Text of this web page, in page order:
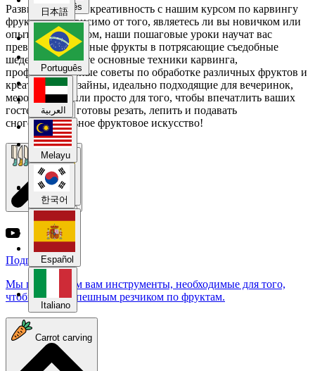
Português
العربية
Melayu
한국어
Español
Italiano
日本語
Português
العربية
Melayu
한국어
Español
Italiano
Развивайте свою креативность с нашим курсом по карвингу
фруктов! Независимо от того, являетесь ли вы новичком или
опытным мастером, наши пошаговые уроки научат вас
превращать обычные фрукты в потрясающие съедобные
шедевры. Освойте основные техники карвинга,
профессиональные советы по обработке различных фруктов и
креативные дизайны, идеально подходящие для вечеринок,
мероприятий или просто для того, чтобы впечатлить ваших
гостей. Будьте готовы резать, лепить и подавать
сногсшибательное фруктовое искусство!
Введение
Подготовка
Мы представим вам инструменты, необходимые для того,
чтобы стать успешным резчиком по фруктам.
Carrot carving